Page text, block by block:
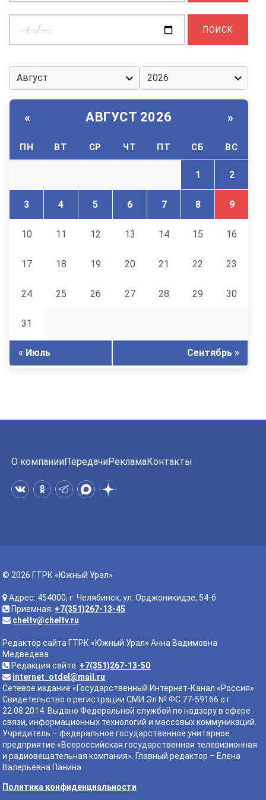
дату:
« АВГУСТ 2026 »
ПН ВТ СР ЧТ ПТ СБ ВС
1 2
3 4 5 6 7 8 9
10 11 12 13 14 15 16
17 18 19 20 21 22 23
24 25 26 27 28 29 30
31
« Июль Сентябрь »
О компанииПередачиРекламаКонтакты
© 2026 ГТРК «Южный Урал»
Адрес: 454000, г. Челябинск, ул. Орджоникидзе, 54-б
Приемная: +7(351)267-13-45
cheltv@cheltv.ru
Редактор сайта ГТРК «Южный Урал» Анна Вадимовна
Медведева
Редакция сайта: +7(351)267-13-50
internet_otdel@mail.ru
Сетевое издание «Государственный Интернет-Канал «Россия».
Свидетельство о регистрации СМИ Эл № ФС 77-59166 от
22.08.2014. Выдано Федеральной службой по надзору в сфере
связи, информационных технологий и массовых коммуникаций.
Учредитель – федеральное государственное унитарное
предприятие «Всероссийская государственная телевизионная
и радиовещательная компания». Главный редактор – Елена
Валерьевна Панина.
Политика конфиденциальности